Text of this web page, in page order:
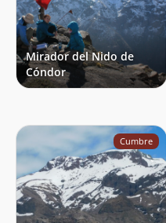
Mirador del Nido de
Cóndor
Cumbre